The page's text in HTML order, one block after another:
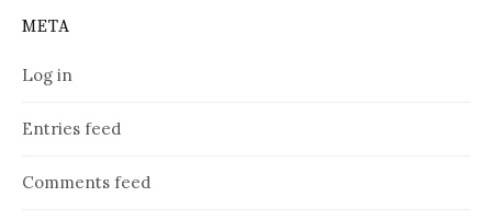
META
Log in
Entries feed
Comments feed